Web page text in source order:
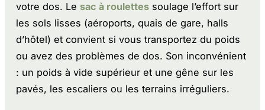
votre dos. Le sac à roulettes soulage l’effort sur
les sols lisses (aéroports, quais de gare, halls
d’hôtel) et convient si vous transportez du poids
ou avez des problèmes de dos. Son inconvénient
: un poids à vide supérieur et une gêne sur les
pavés, les escaliers ou les terrains irréguliers.